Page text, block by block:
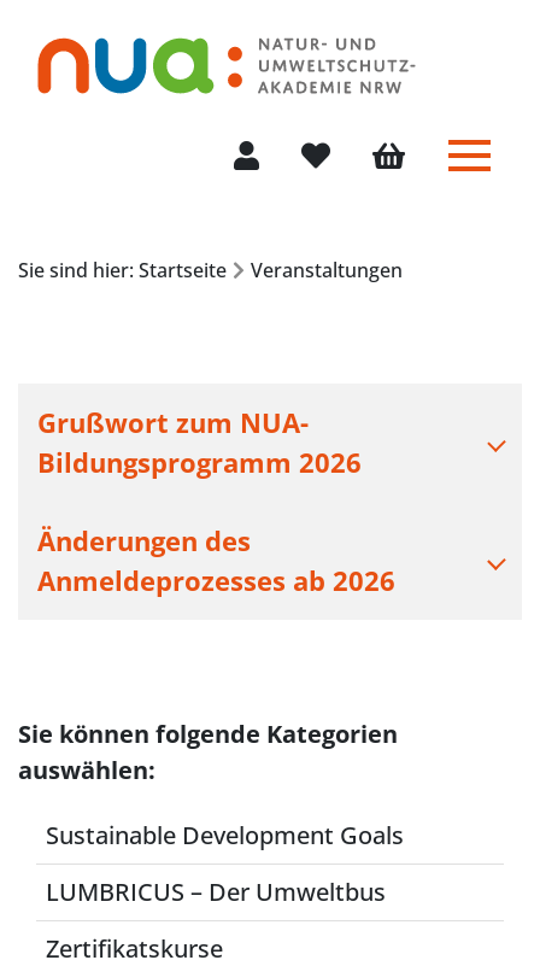
Menü
Sie sind hier: Startseite Veranstaltungen
Grußwort zum NUA-
Bildungsprogramm 2026
Änderungen des
Anmeldeprozesses ab 2026
Sie können folgende Kategorien
auswählen:
Sustainable Development Goals
LUMBRICUS – Der Umweltbus
Zertifikatskurse